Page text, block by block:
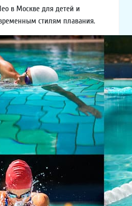
в Москве для детей и
стилям плавания.